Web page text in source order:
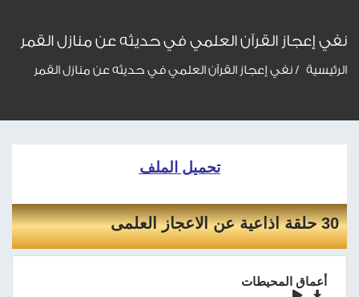
نفي إعجاز القرآن العلمي في حديثه عن منازل القمر
الرئيسية نفي إعجاز القرآن العلمي في حديثه عن منازل القمر
تحميل الملف
30 حلقة اذاعية عن الاعجاز العلمى
أعماق المحيطات